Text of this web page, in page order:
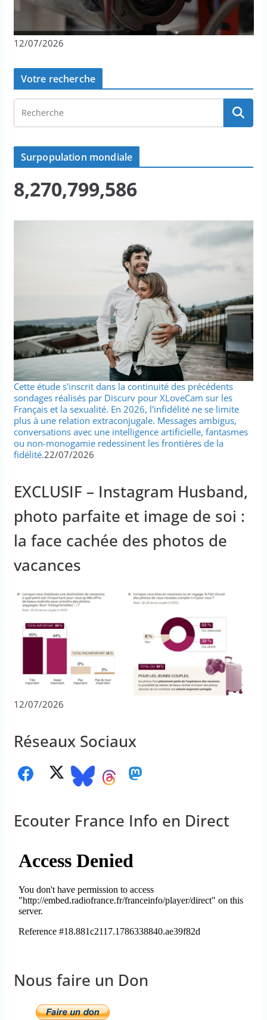
12/07/2026
Votre recherche
Surpopulation mondiale
8,270,799,586
Cette étude s'inscrit dans la continuité des précédents
sondages réalisés par Discurv pour XLoveCam sur les
Français et la sexualité. En 2026, l'infidélité ne se limite
plus à une relation extraconjugale. Messages ambigus,
conversations avec une intelligence artificielle, fantasmes
ou non-monogamie redessinent les frontières de la
fidélité.22/07/2026
EXCLUSIF – Instagram Husband,
photo parfaite et image de soi :
la face cachée des photos de
vacances
12/07/2026
Réseaux Sociaux
Ecouter France Info en Direct
Nous faire un Don